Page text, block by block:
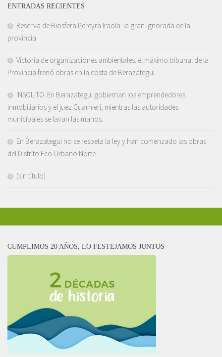
ENTRADAS RECIENTES
Reserva de Biosfera Pereyra Iraola: la gran ignorada de la
provincia
Victoria de organizaciones ambientales: el máximo tribunal de la
Provincia frenó obras en la costa de Berazategui.
INSOLITO. En Berazategui gobiernan los emprendedores
inmobiliarios y el juez Guarnieri, mientras las autoridades
municipales se lavan las manos.
En Berazategui no se respeta la ley y han comenzado las obras
del Distrito Eco-Urbano Norte.
(sin título)
CUMPLIMOS 20 AÑOS, LO FESTEJAMOS JUNTOS